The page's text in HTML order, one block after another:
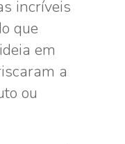
incríveis
que
em
a
ou